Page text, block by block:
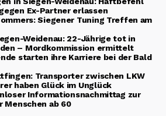
Ex-Partner erlassen
Siegener Tuning Treffen am
Weidenau: 22-Jährige tot in
– Mordkommission ermittelt
starten ihre Karriere bei der Bald
Transporter zwischen LKW
haben Glück im Unglück
Informationsnachmittag zur
ab 60